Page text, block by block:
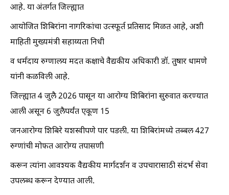
आहे. या अंतर्गत जिल्ह्यात
आयोजित शिबिरांना नागरिकांचा उत्स्फूर्त प्रतिसाद मिळत आहे, अशी
माहिती मुख्यमंत्री सहाय्यता निधी
व धर्मदाय रुग्णालय मदत कक्षाचे वैद्यकीय अधिकारी डॉ. तुषार धामणे
यांनी कळविली आहे.
जिल्ह्यात 4 जुलै 2026 पासून या आरोग्य शिबिरांना सुरुवात करण्यात
आली असून 6 जुलैपर्यंत एकूण 15
जनआरोग्य शिबिरे यशस्वीपणे पार पडली. या शिबिरांमध्ये तब्बल 427
रुग्णांची मोफत आरोग्य तपासणी
करून त्यांना आवश्यक वैद्यकीय मार्गदर्शन व उपचारासाठी संदर्भ सेवा
उपलब्ध करून देण्यात आली.